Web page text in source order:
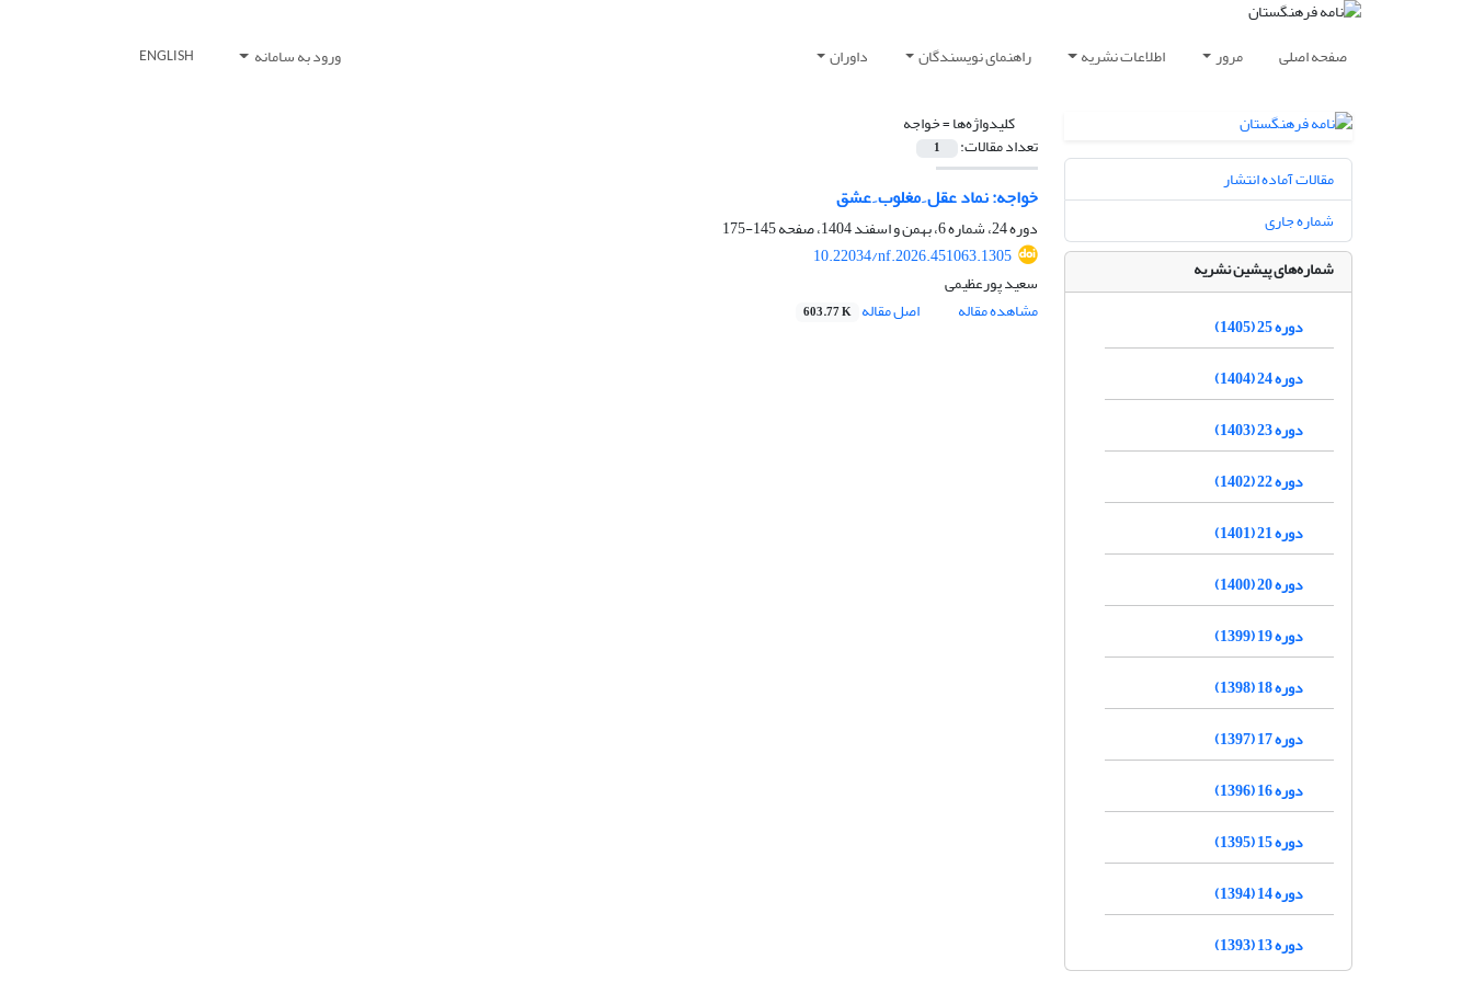
صفحه اصلی مرور اطلاعات نشریه راهنمای نویسندگان داوران ورود به سامانه ENGLISH
کلیدواژه‌ها =خواجه
تعداد مقالات: 1
خواجه: نماد عقل ِ مغلوب ِ عشق
دوره 24، شماره 6، بهمن و اسفند 1404، صفحه
145-175
10.22034/nf.2026.451063.1305
سعید پورعظیمی
مشاهده مقاله
اصل مقاله 603.77 K
مقالات آماده انتشار
شماره جاری
شماره‌های پیشین نشریه
دوره 25 (1405)
دوره 24 (1404)
دوره 23 (1403)
دوره 22 (1402)
دوره 21 (1401)
دوره 20 (1400)
دوره 19 (1399)
دوره 18 (1398)
دوره 17 (1397)
دوره 16 (1396)
دوره 15 (1395)
دوره 14 (1394)
دوره 13 (1393)